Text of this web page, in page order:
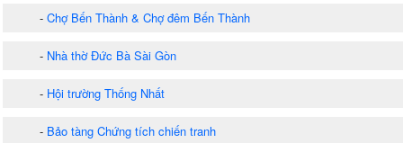
- Chợ Bến Thành & Chợ đêm Bến Thành
- Nhà thờ Đức Bà Sài Gòn
- Hội trường Thống Nhất
- Bảo tàng Chứng tích chiến tranh